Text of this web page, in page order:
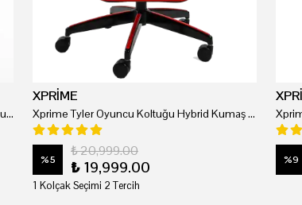
Xprime Soft Profesyonel Çalışma Ve Oyuncu Koltuğu
XPRİME
Xprime Tyler Oyuncu Koltuğu Hybrid Kumaş Kırmızı
%5
₺ 20,999.00
₺ 19,999.00
1 Kolçak Seçimi 2 Tercih
%9